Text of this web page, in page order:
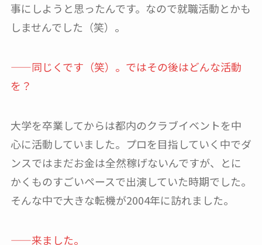
事にしようと思ったんです。なので就職活動とかも
しませんでした（笑）。
——同じくです（笑）。ではその後はどんな活動
を？
大学を卒業してからは都内のクラブイベントを中
心に活動していました。プロを目指していく中でダ
ンスではまだお金は全然稼げないんですが、とに
かくものすごいペースで出演していた時期でした。
そんな中で大きな転機が2004年に訪れました。
——来ました。